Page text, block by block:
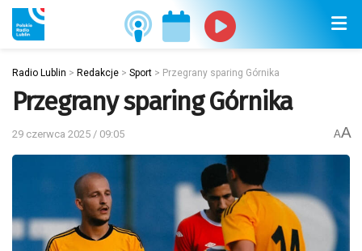
Radio Lublin > Redakcje > Sport > Przegrany sparing Górnika
Przegrany sparing Górnika
29 czerwca 2025 / 09:05 AA